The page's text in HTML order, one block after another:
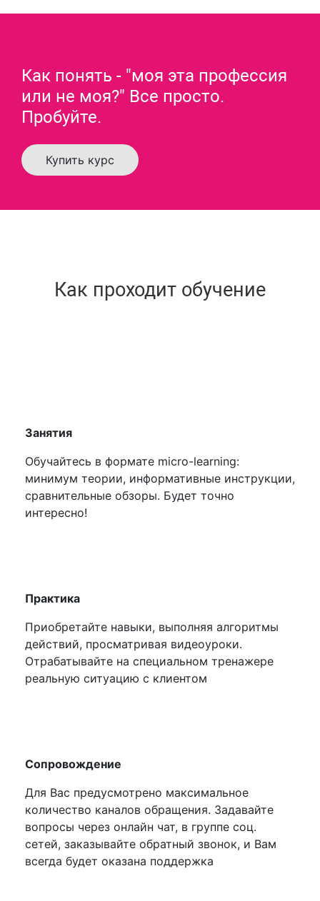
Как понять - "моя эта профессия
или не моя?" Все просто.
Пробуйте.
Купить курс
Как проходит обучение
Занятия
Обучайтесь в формате micro-learning:
минимум теории, информативные инструкции,
сравнительные обзоры. Будет точно
интересно!
Практика
Приобретайте навыки, выполняя алгоритмы
действий, просматривая видеоуроки.
Отрабатывайте на специальном тренажере
реальную ситуацию с клиентом
Сопровождение
Для Вас предусмотрено максимальное
количество каналов обращения. Задавайте
вопросы через онлайн чат, в группе соц.
сетей, заказывайте обратный звонок, и Вам
всегда будет оказана поддержка